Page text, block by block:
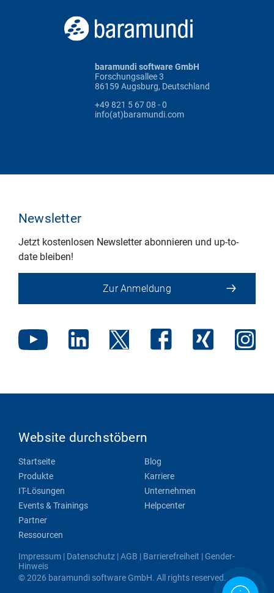
baramundi software GmbH
Forschungsallee 3
86159 Augsburg, Deutschland
+49 821 5 67 08 - 0
info(at)baramundi.com
Newsletter
Jetzt kostenlosen Newsletter abonnieren und up-to-
date bleiben!
Zur Anmeldung
Website durchstöbern
Startseite
Produkte
IT-Lösungen
Events & Trainings
Partner
Ressourcen
Blog
Karriere
Unternehmen
Helpcenter
Impressum | Datenschutz |AGB | Barrierefreiheit | Gender-
Hinweis
© 2026 baramundi software GmbH. All rights reserved.